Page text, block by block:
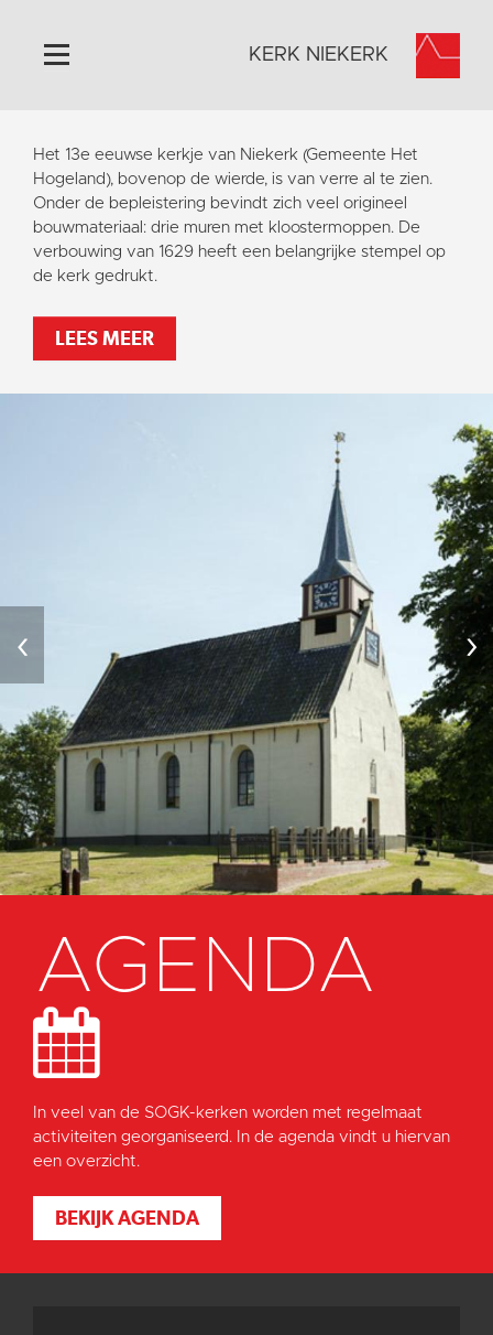
Home
Algemeen
Historie
Omgeving
Activiteiten
Steun ons
Contact
Vaktaal
KERK NIEKERK
Het 13e eeuwse kerkje van Niekerk (Gemeente Het
Hogeland), bovenop de wierde, is van verre al te zien.
Onder de bepleistering bevindt zich veel origineel
bouwmateriaal: drie muren met kloostermoppen. De
verbouwing van 1629 heeft een belangrijke stempel op
de kerk gedrukt.
LEES MEER
‹ ›
AGENDA
In veel van de SOGK-kerken worden met regelmaat
activiteiten georganiseerd. In de agenda vindt u hiervan
een overzicht.
BEKIJK AGENDA